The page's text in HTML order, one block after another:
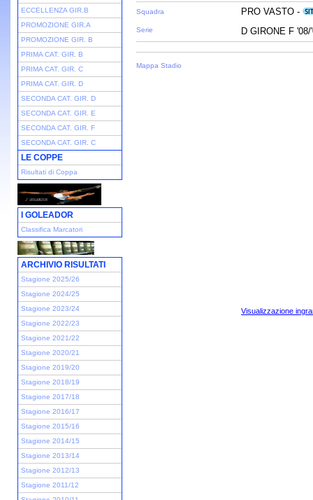
ECCELLENZA GIR.B
PROMOZIONE GIR.A
PROMOZIONE GIR. B
PRIMA CAT. GIR. B
PRIMA CAT. GIR. C
PRIMA CAT. GIR. D
SECONDA CAT. GIR. D
SECONDA CAT. GIR. E
SECONDA CAT. GIR. F
SECONDA CAT. GIR. C
LE COPPE
Risultati di Coppa
I GOLEADOR
Classifica Marcatori
ARCHIVIO RISULTATI
Stagione 2025/26
Stagione 2024/25
Stagione 2023/24
Stagione 2022/23
Stagione 2021/22
Stagione 2020/21
Stagione 2019/20
Stagione 2018/19
Stagione 2017/18
Stagione 2016/17
Stagione 2015/16
Stagione 2014/15
Stagione 2013/14
Stagione 2012/13
Stagione 2011/12
Squadra
Serie
PRO VASTO -
D GIRONE F '08/
Mappa Stadio
Visualizzazione